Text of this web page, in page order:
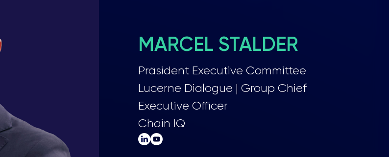
MARCEL STALDER
Präsident Executive Committee
Lucerne Dialogue | Group Chief
Executive Officer
Chain IQ